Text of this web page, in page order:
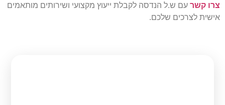
צרו קשר עם ש.ל הנדסה לקבלת ייעוץ מקצועי ושירותים מותאמים
אישית לצרכים שלכם.